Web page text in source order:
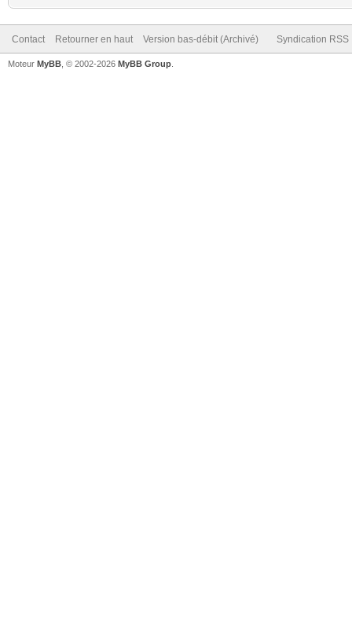
Contact Retourner en haut Version bas-débit (Archivé) Syndication RSS
Moteur MyBB , © 2002-2026 MyBB Group